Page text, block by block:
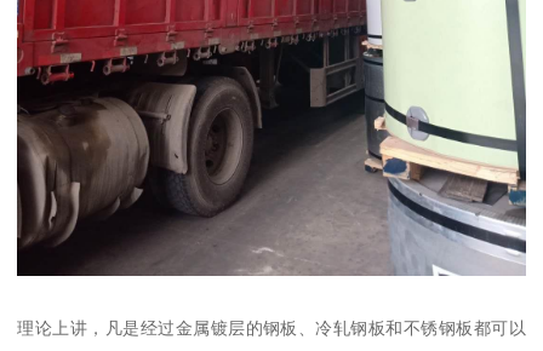
理论上讲，凡是经过金属镀层的钢板、冷轧钢板和不锈钢板都可以